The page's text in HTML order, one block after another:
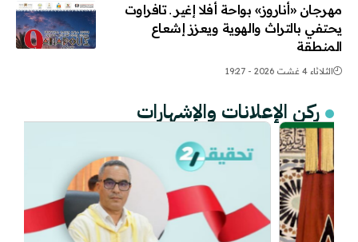
مهرجان «أناروز» بواحة أفلا إغير ـ تافراوت
يحتفي بالتراث والهوية ويعزز إشعاع
المنطقة
الثلاثاء 4 غشت 2026 - 19:27
ركن الإعلانات والإشهارات